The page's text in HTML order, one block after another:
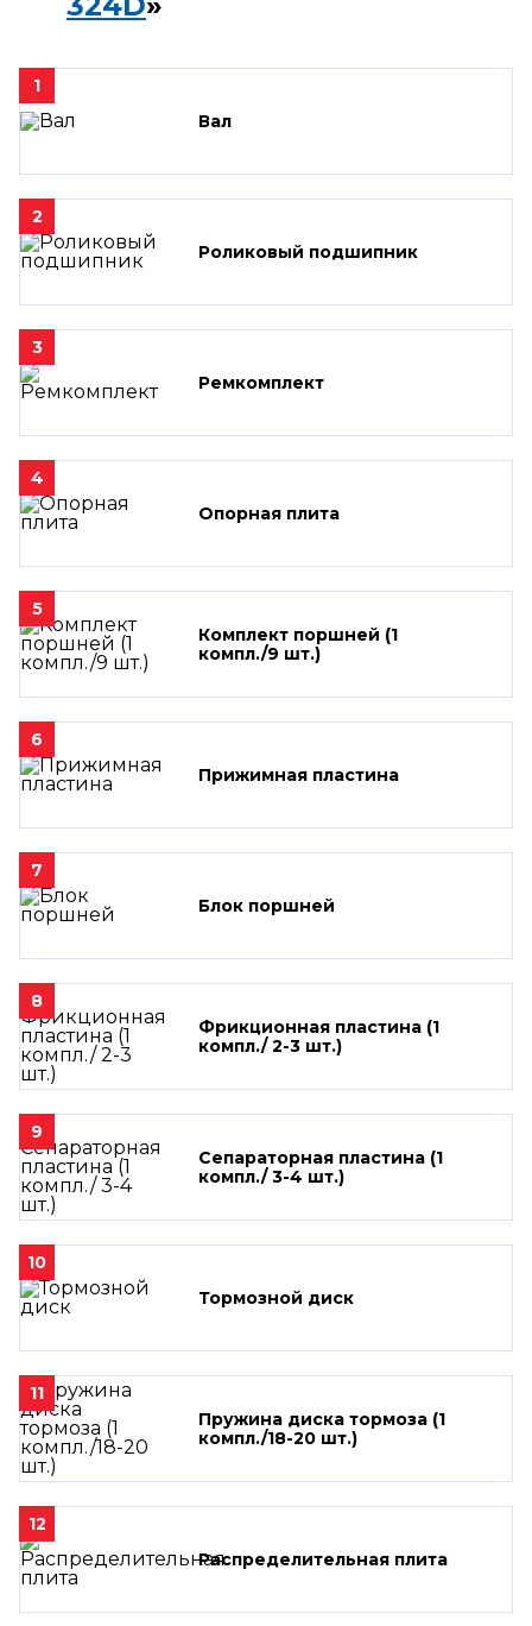
1
Вал
2
Роликовый подшипник
3
Ремкомплект
4
Опорная плита
5
Комплект поршней (1
компл./9 шт.)
6
Прижимная пластина
7
Блок поршней
8
Фрикционная пластина (1
компл./ 2-3 шт.)
9
Сепараторная пластина (1
компл./ 3-4 шт.)
10
Тормозной диск
11
Пружина диска тормоза (1
компл./18-20 шт.)
12
Распределительная плита